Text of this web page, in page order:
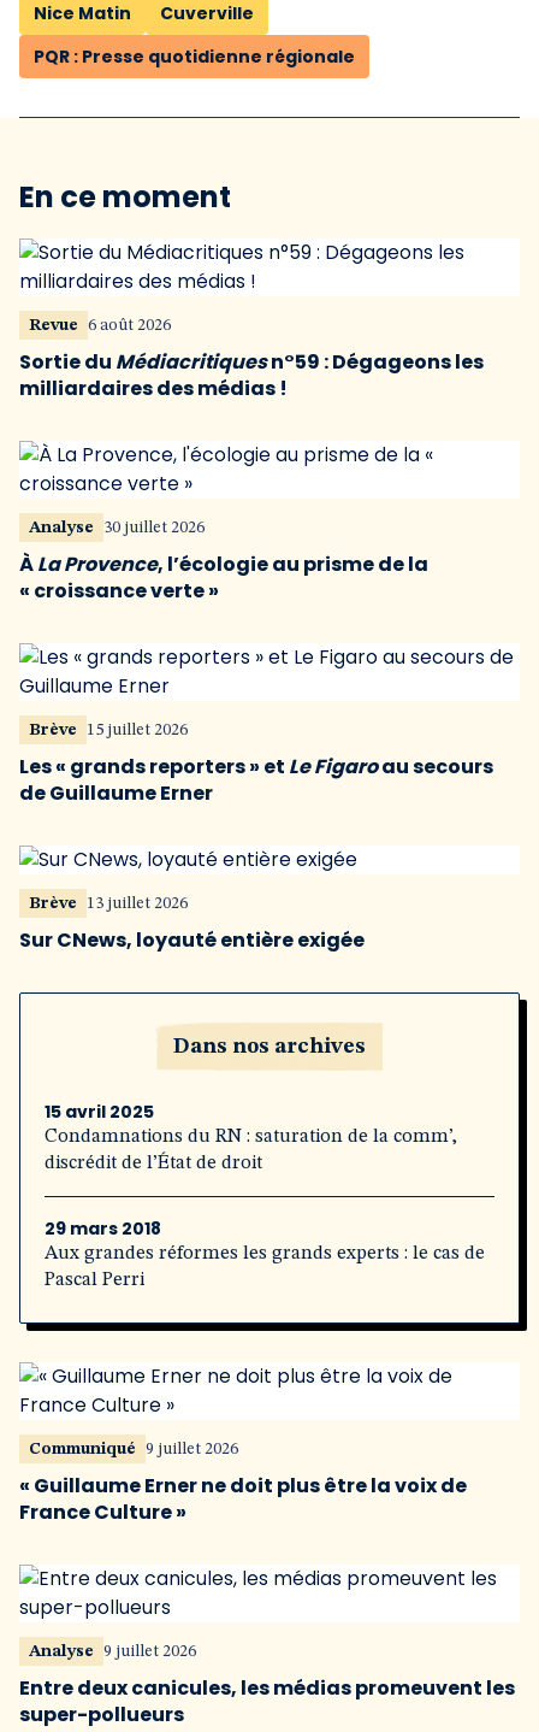
Nice Matin
Cuverville
PQR : Presse quotidienne régionale
En ce moment
Revue 6 août 2026
Sortie du Médiacritiquesn°59 : Dégageons les
milliardaires des médias !
Analyse 30 juillet 2026
ÀLa Provence, l’écologie au prisme de la
« croissance verte »
Brève 15 juillet 2026
Les « grands reporters » et Le Figaroau secours
de Guillaume Erner
Brève 13 juillet 2026
Sur CNews, loyauté entière exigée
Dans nos archives
15 avril 2025
Condamnations du RN : saturation de la comm’,
discrédit de l’État de droit
29 mars 2018
Aux grandes réformes les grands experts : le cas de
Pascal Perri
Communiqué 9 juillet 2026
« Guillaume Erner ne doit plus être la voix de
France Culture »
Analyse 9 juillet 2026
Entre deux canicules, les médias promeuvent les
super-pollueurs